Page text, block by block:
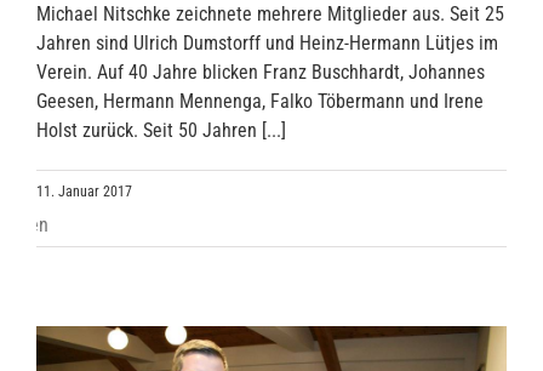
Michael Nitschke zeichnete mehrere Mitglieder aus. Seit 25
Jahren sind Ulrich Dumstorff und Heinz-Hermann Lütjes im
Verein. Auf 40 Jahre blicken Franz Buschhardt, Johannes
Geesen, Hermann Mennenga, Falko Töbermann und Irene
Holst zurück. Seit 50 Jahren [...]
11. Januar 2017